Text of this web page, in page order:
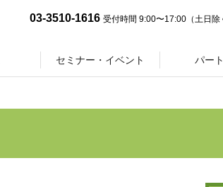
03-3510-1616 受付時間 9:00〜17:00（土日除
セミナー・イベント パー